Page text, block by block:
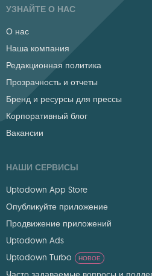
УЗНАЙТЕ О НАС
О нас
Наша компания
Редакционная политика
Прозрачность и отчеты
Бренд и ресурсы для прессы
Корпоративный блог
Вакансии
НАШИ СЕРВИСЫ
Uptodown App Store
Опубликуйте приложение
Продвижение приложений
Uptodown Ads
Uptodown Turbo
НОВОЕ